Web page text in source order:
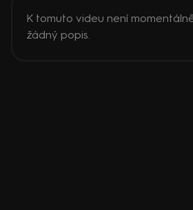
K tomuto videu není
žádný popis.